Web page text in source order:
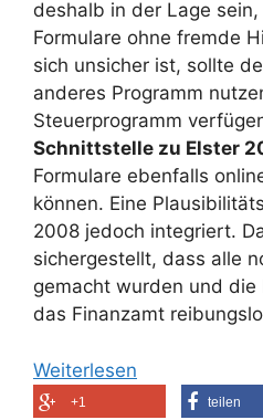
deshalb in der Lage
Formulare ohne fremde
sich unsicher ist, sollte
anderes Programm
Steuerprogramm
Schnittstelle zu Elster
Formulare ebenfalls
können. Eine
2008 jedoch integriert.
sichergestellt, dass alle
gemacht wurden und die
das Finanzamt
Weiterlesen
+1 teilen